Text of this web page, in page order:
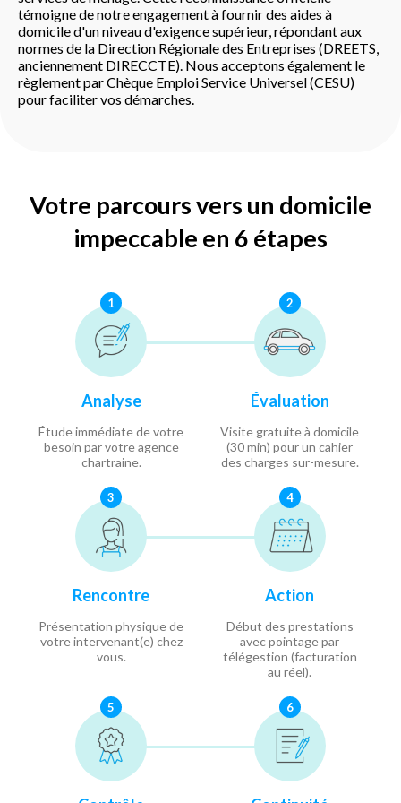
témoigne de notre engagement à fournir des aides à
domicile d'un niveau d'exigence supérieur, répondant aux
normes de la Direction Régionale des Entreprises (DREETS,
anciennement DIRECCTE). Nous acceptons également le
règlement par Chèque Emploi Service Universel (CESU)
pour faciliter vos démarches.
Votre parcours vers un domicile
impeccable en 6 étapes
1
Analyse
Étude immédiate de votre
besoin par votre agence
chartraine.
2
Évaluation
Visite gratuite à domicile
(30 min) pour un cahier
des charges sur-mesure.
3
Rencontre
Présentation physique de
votre intervenant(e) chez
vous.
4
Action
Début des prestations
avec pointage par
télégestion (facturation
au réel).
5 6